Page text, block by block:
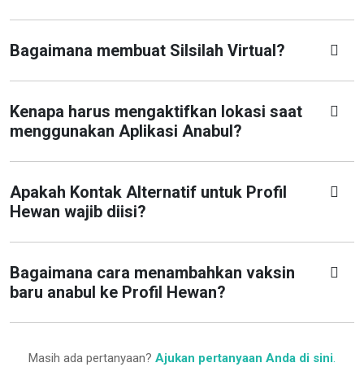
Bagaimana membuat Silsilah Virtual?
Kenapa harus mengaktifkan lokasi saat
menggunakan Aplikasi Anabul?
Apakah Kontak Alternatif untuk Profil
Hewan wajib diisi?
Bagaimana cara menambahkan vaksin
baru anabul ke Profil Hewan?
Masih ada pertanyaan? Ajukan pertanyaan Anda di sini.